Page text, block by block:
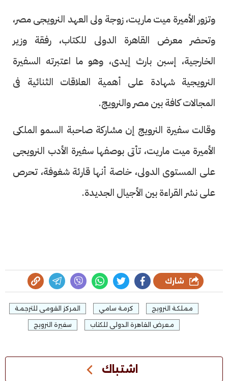
وتزور الأميرة ميت ماريت، زوجة ولى العهد النرويجى مصر،
وتحضر معرض القاهرة الدولى للكتاب، رفقة وزير
الخارجية، إسبن بارث إيدى، وهو ما اعتبرته السفيرة
النرويجية شهادة على أهمية العلاقات الثنائية فى
المجالات كافة بين مصر والنرويج.
وقالت سفيرة النرويج إن مشاركة صاحبة السمو الملكى
الأميرة ميت ماريت، تأتى بوصفها سفيرة الأدب النرويجى
على المستوى الدولى، خاصة أنها قارئة شغوفة، تحرص
على نشر القراءة بين الأجيال الجديدة.
شارك
مملكة النرويج كرمة سامي المركز القومى للترجمة
معرض القاهرة الدولى للكتاب سفيرة النرويج
اشتباك